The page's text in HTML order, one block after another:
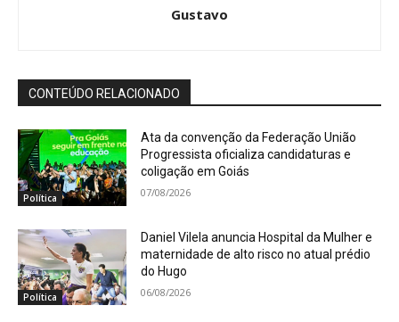
Gustavo
CONTEÚDO RELACIONADO
Política
Ata da convenção da Federação União
Progressista oficializa candidaturas e
coligação em Goiás
07/08/2026
Política
Daniel Vilela anuncia Hospital da Mulher e
maternidade de alto risco no atual prédio
do Hugo
06/08/2026